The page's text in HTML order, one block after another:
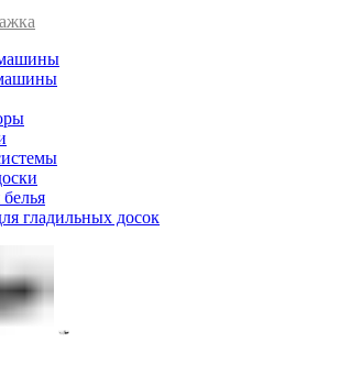
гладильных досок